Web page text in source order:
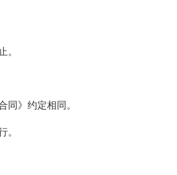
。
同》约定相同。
。